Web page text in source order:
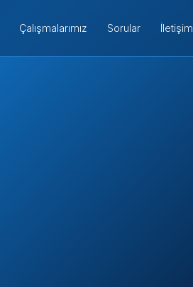
Çalışmalarımız Sorular İletişim